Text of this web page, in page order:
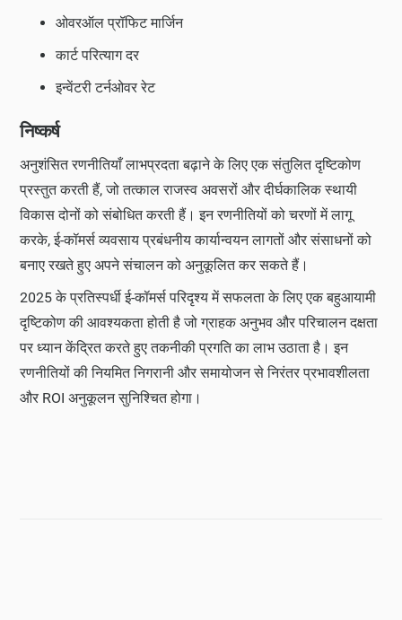
ओवरऑल प्रॉफिट मार्जिन
कार्ट परित्याग दर
इन्वेंटरी टर्नओवर रेट
निष्कर्ष
अनुशंसित रणनीतियाँ लाभप्रदता बढ़ाने के लिए एक संतुलित दृष्टिकोण
प्रस्तुत करती हैं, जो तत्काल राजस्व अवसरों और दीर्घकालिक स्थायी
विकास दोनों को संबोधित करती हैं। इन रणनीतियों को चरणों में लागू
करके, ई-कॉमर्स व्यवसाय प्रबंधनीय कार्यान्वयन लागतों और संसाधनों को
बनाए रखते हुए अपने संचालन को अनुकूलित कर सकते हैं।
2025 के प्रतिस्पर्धी ई-कॉमर्स परिदृश्य में सफलता के लिए एक बहुआयामी
दृष्टिकोण की आवश्यकता होती है जो ग्राहक अनुभव और परिचालन दक्षता
पर ध्यान केंद्रित करते हुए तकनीकी प्रगति का लाभ उठाता है। इन
रणनीतियों की नियमित निगरानी और समायोजन से निरंतर प्रभावशीलता
और ROI अनुकूलन सुनिश्चित होगा।